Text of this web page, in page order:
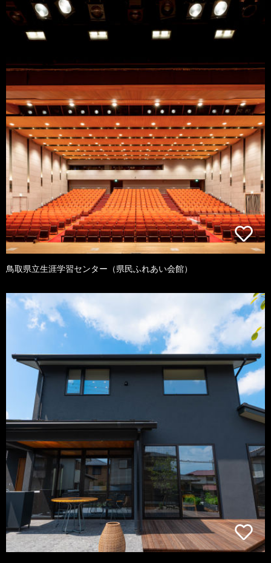
鳥取県立生涯学習センター（県民ふれあい会館）